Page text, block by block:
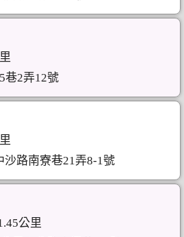
巷2弄12號
路南寮巷21弄8-1號
公里